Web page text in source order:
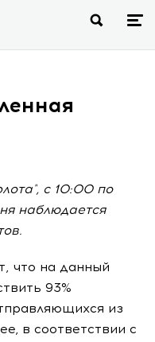
с 10:00 по
наблюдается
что на данный
93%
из
в соответствии с